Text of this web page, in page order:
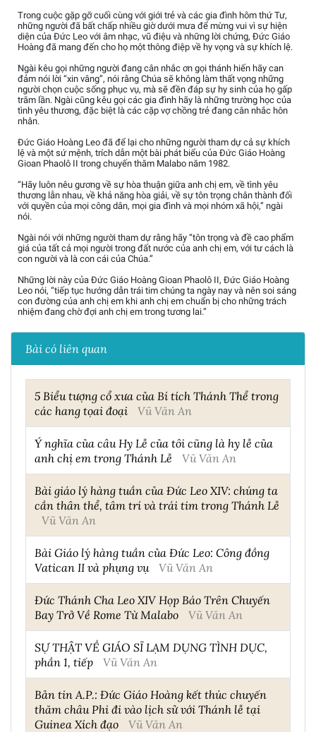
Trong cuộc gặp gỡ cuối cùng với giới trẻ và các gia đình hôm thứ Tư,
những người đã bất chấp nhiều giờ dưới mưa để mừng vui vì sự hiện
diện của Đức Leo với âm nhạc, vũ điệu và những lời chứng, Đức Giáo
Hoàng đã mang đến cho họ một thông điệp về hy vọng và sự khích lệ.
Ngài kêu gọi những người đang cân nhắc ơn gọi thánh hiến hãy can
đảm nói lời “xin vâng”, nói rằng Chúa sẽ không làm thất vọng những
người chọn cuộc sống phục vụ, mà sẽ đền đáp sự hy sinh của họ gấp
trăm lần. Ngài cũng kêu gọi các gia đình hãy là những trường học của
tình yêu thương, đặc biệt là các cặp vợ chồng trẻ đang cân nhắc hôn
nhân.
Đức Giáo Hoàng Leo đã để lại cho những người tham dự cả sự khích
lệ và một sứ mệnh, trích dẫn một bài phát biểu của Đức Giáo Hoàng
Gioan Phaolô II trong chuyến thăm Malabo năm 1982.
“Hãy luôn nêu gương về sự hòa thuận giữa anh chị em, về tình yêu
thương lẫn nhau, về khả năng hòa giải, về sự tôn trọng chân thành đối
với quyền của mọi công dân, mọi gia đình và mọi nhóm xã hội,” ngài
nói.
Ngài nói với những người tham dự rằng hãy “tôn trọng và đề cao phẩm
giá của tất cả mọi người trong đất nước của anh chị em, với tư cách là
con người và là con cái của Chúa.”
Những lời này của Đức Giáo Hoàng Gioan Phaolô II, Đức Giáo Hoàng
Leo nói, “tiếp tục hướng dẫn trái tim chúng ta ngày nay và nên soi sáng
con đường của anh chị em khi anh chị em chuẩn bị cho những trách
nhiệm đang chờ đợi anh chị em trong tương lai.”
Bài có liên quan
5 Biểu tượng cổ xưa của Bí tích Thánh Thể trong
các hang tọai đoại
Vũ Văn An
Ý nghĩa của câu Hy Lễ của tôi cũng là hy lễ của
anh chị em trong Thánh Lễ
Vũ Văn An
Bài giáo lý hàng tuần của Đức Leo XIV: chúng ta
cần thân thể, tâm trí và trái tim trong Thánh Lễ
Vũ Văn An
Bài Giáo lý hàng tuần của Đức Leo: Công đồng
Vatican II và phụng vụ
Vũ Văn An
Đức Thánh Cha Leo XIV Họp Báo Trên Chuyến
Bay Trở Về Rome Từ Malabo
Vũ Văn An
SỰ THẬT VỀ GIÁO SĨ LẠM DỤNG TÌNH DỤC,
phần 1, tiếp
Vũ Văn An
Bản tin A.P.: Đức Giáo Hoàng kết thúc chuyến
thăm châu Phi đi vào lịch sử với Thánh lễ tại
Guinea Xích đạo
Vũ Văn An